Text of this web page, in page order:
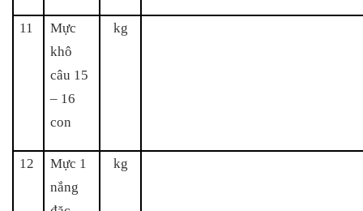
11
Mực
khô
câu 15
– 16
con
kg
12
Mực 1
nắng
kg